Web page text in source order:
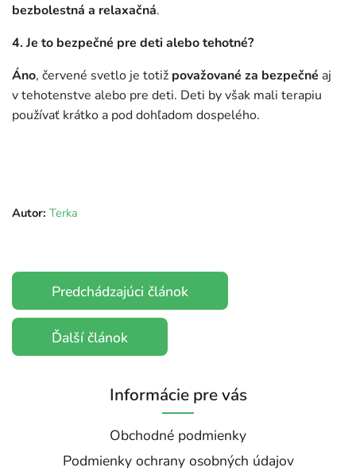
bezbolestná a relaxačná.
4. Je to bezpečné pre deti alebo tehotné?
Áno, červené svetlo je totiž považované za bezpečné aj
v tehotenstve alebo pre deti. Deti by však mali terapiu
používať krátko a pod dohľadom dospelého.
Autor: Terka
Predchádzajúci článok
Ďalší článok
Informácie pre vás
Obchodné podmienky
Podmienky ochrany osobných údajov